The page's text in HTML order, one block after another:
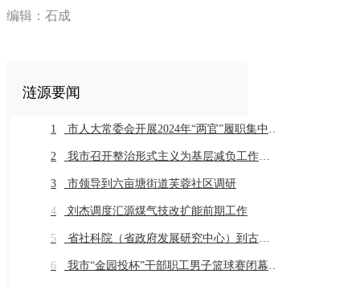
编辑：石成
涟源要闻
1 市人大常委会开展2024年“两官”履职集中评议
2 我市召开整治形式主义为基层减负工作推进会暨业务培训会议
3 市领导到六亩塘街道芙蓉社区调研
4 刘杰调度汇源煤气技改扩能前期工作
5 省社科院（省政府发展研究中心）到古仙界村调研乡村振兴工作
6 我市“金园投杯”干部职工男子篮球赛闭幕 市直组高新金园代表队 乡镇组桥头河镇代表队获得冠军